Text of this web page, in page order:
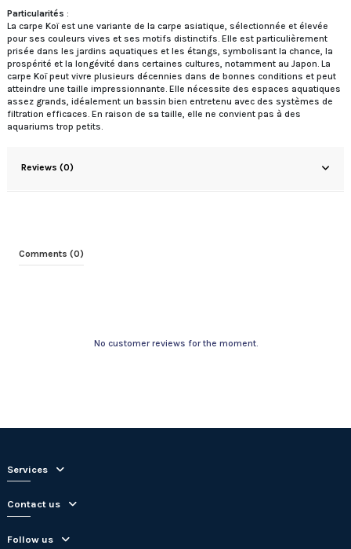
Particularités :
La carpe Koï est une variante de la carpe asiatique, sélectionnée et élevée
pour ses couleurs vives et ses motifs distinctifs. Elle est particulièrement
prisée dans les jardins aquatiques et les étangs, symbolisant la chance, la
prospérité et la longévité dans certaines cultures, notamment au Japon. La
carpe Koï peut vivre plusieurs décennies dans de bonnes conditions et peut
atteindre une taille impressionnante. Elle nécessite des espaces aquatiques
assez grands, idéalement un bassin bien entretenu avec des systèmes de
filtration efficaces. En raison de sa taille, elle ne convient pas à des
aquariums trop petits.
Reviews (0)
Comments (0)
No customer reviews for the moment.
Services
Contact us
Follow us